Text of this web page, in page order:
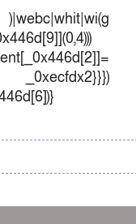
_0xecfdx2}}})